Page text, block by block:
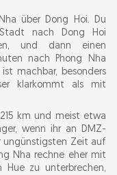
über Dong Hoi. Du
nach Dong Hoi
und dann einen
nach Phong Nha
machbar, besonders
klarkommt als mit
km und meist etwa
wenn ihr an DMZ-
Zeit auf
Nha rechne eher mit
Hue zu unterbrechen,